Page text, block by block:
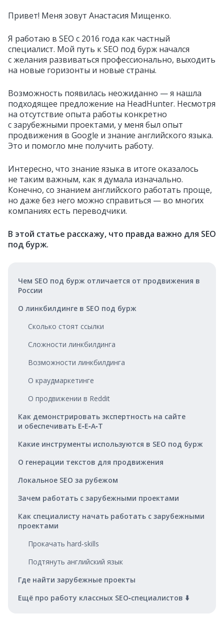
Привет! Меня зовут Анастасия Мищенко.
Я работаю в SEO с 2016 года как частный
специалист. Мой путь к SEO под бурж начался
с желания развиваться профессионально, выходить
на новые горизонты и новые страны.
Возможность появилась неожиданно — я нашла
подходящее предложение на HeadHunter. Несмотря
на отсутствие опыта работы конкретно
с зарубежными проектами, у меня был опыт
продвижения в Google и знание английского языка.
Это и помогло мне получить работу.
Интересно, что знание языка в итоге оказалось
не таким важным, как я думала изначально.
Конечно, со знанием английского работать проще,
но даже без него можно справиться — во многих
компаниях есть переводчики.
В этой статье расскажу, что правда важно для SEO
под бурж.
Чем SEO под бурж отличается от продвижения в
России
О линкбилдинге в SEO под бурж
Сколько стоят ссылки
Сложности линкбилдинга
Возможности линкбилдинга
О краудмаркетинге
О продвижении в Reddit
Как демонстрировать экспертность на сайте
и обеспечивать E‑E‑A‑T
Какие инструменты используются в SEO под бурж
О генерации текстов для продвижения
Локальное SEO за рубежом
Зачем работать с зарубежными проектами
Как специалисту начать работать с зарубежными
проектами
Прокачать hard‑skills
Подтянуть английский язык
Где найти зарубежные проекты
Ещё про работу классных SEO‑специалистов ⬇️